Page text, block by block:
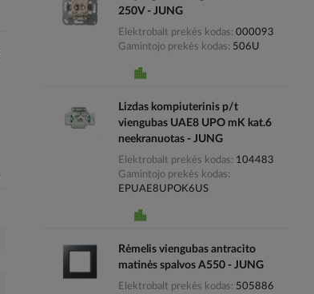
250V - JUNG
Elektrobalt prekės kodas 000093
Gamintojo prekės kodas
506U
Lizdas kompiuterinis p/t
viengubas UAE8 UPO mK kat.6
neekranuotas - JUNG
Elektrobalt prekės kodas
104483
Gamintojo prekės kodas
EPUAE8UPOK6US
Rėmelis viengubas antracito
matinės spalvos A550 - JUNG
Elektrobalt prekės kodas
505886